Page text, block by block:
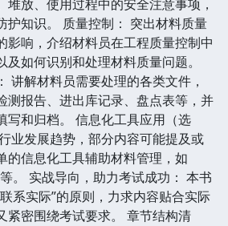
堆放、使用过程中的安全注意事项，
护知识。 质量控制： 突出材料质量
影响，介绍材料员在工程质量控制中
及如何识别和处理材料质量问题。
讲解材料员需要处理的各类文件，
测报告、进出库记录、盘点表等，并
写和归档。 信息化工具应用（选
业发展趋势，部分内容可能提及或
的信息化工具辅助材料管理，如
。 实战导向，助力考试成功： 本书
系实际”的原则，力求内容贴合实际
紧密围绕考试要求。 章节结构清